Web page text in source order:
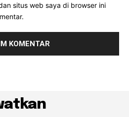
situs web saya di browser ini